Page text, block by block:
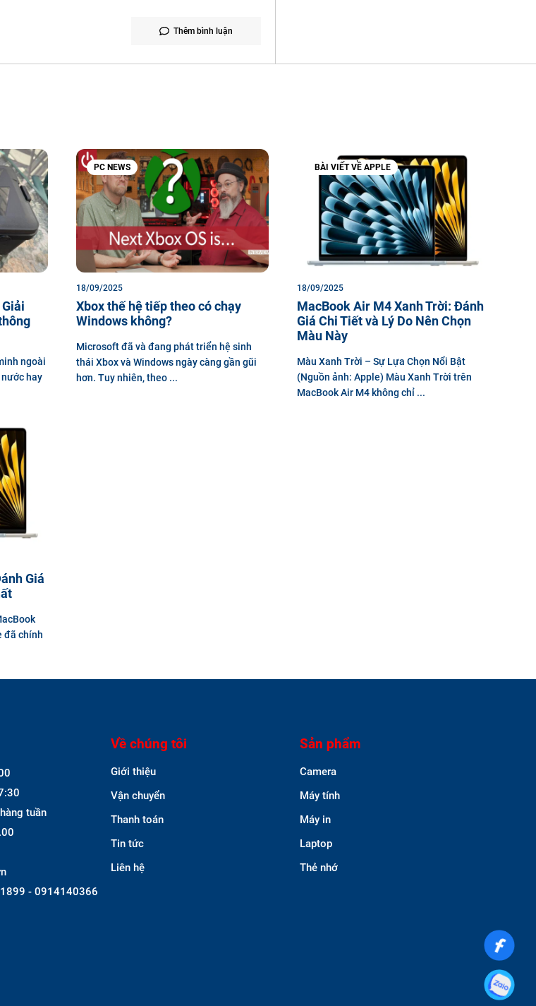
Thêm bình luận
ngoài
hay
PC NEWS
18/09/2025
Xbox thế hệ tiếp theo có chạy
Windows không?
Microsoft đã và đang phát triển hệ sinh
thái Xbox và Windows ngày càng gần gũi
hơn. Tuy nhiên, theo ...
BÀI VIẾT VỀ APPLE
18/09/2025
MacBook Air M4 Xanh Trời: Đánh
Giá Chi Tiết và Lý Do Nên Chọn
Màu Này
Màu Xanh Trời – Sự Lựa Chọn Nổi Bật
(Nguồn ảnh: Apple) Màu Xanh Trời trên
MacBook Air M4 không chỉ ...
Giá
đã chính
tuần
- 0914140366
Về chúng tôi
Giới thiệu
Vận chuyển
Thanh toán
Tin tức
Liên hệ
Sản phẩm
Camera
Máy tính
Máy in
Laptop
Thẻ nhớ